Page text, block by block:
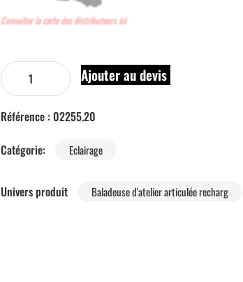
Consulter la carte des distributeurs ici
Ajouter au devis
Référence : 02255.20
Catégorie:
Eclairage
Univers produit Baladeuse d'atelier articulée recharg